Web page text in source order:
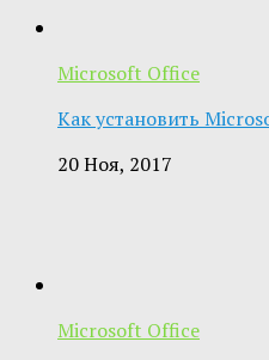
Microsoft Office
Как установить
20 Ноя, 2017
Microsoft Office